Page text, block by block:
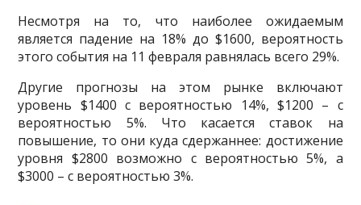
Несмотря на то, что наиболее ожидаемым
является падение на 18% до $1600, вероятность
этого события на 11 февраля равнялась всего 29%.
Другие прогнозы на этом рынке включают
уровень $1400 с вероятностью 14%, $1200 – с
вероятностью 5%. Что касается ставок на
повышение, то они куда сдержаннее: достижение
уровня $2800 возможно с вероятностью 5%, а
$3000 – с вероятностью 3%.